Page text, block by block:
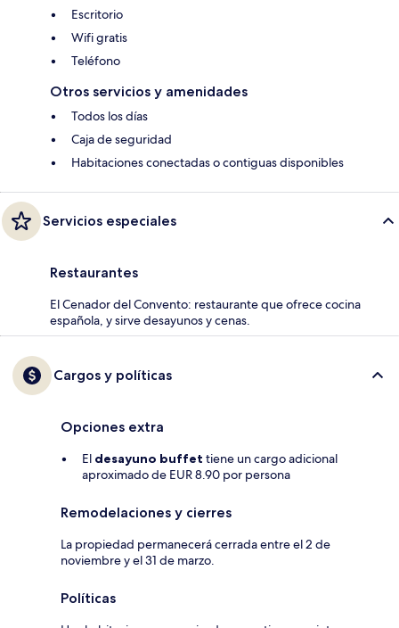
Escritorio
Wifi gratis
Teléfono
Otros servicios y amenidades
Todos los días
Caja de seguridad
Habitaciones conectadas o contiguas disponibles
Servicios especiales
Restaurantes
El Cenador del Convento: restaurante que ofrece cocina
española, y sirve desayunos y cenas.
Cargos y políticas
Opciones extra
El desayuno buffet tiene un cargo adicional
aproximado de EUR 8.90 por persona
Remodelaciones y cierres
La propiedad permanecerá cerrada entre el 2 de
noviembre y el 31 de marzo.
Políticas